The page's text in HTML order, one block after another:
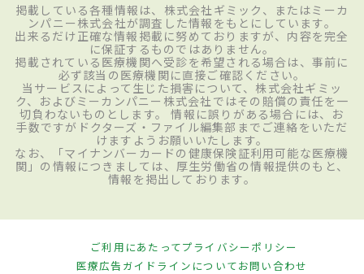
掲載している各種情報は、株式会社ギミック、またはミーカ
ンパニー株式会社が調査した情報をもとにしています。
出来るだけ正確な情報掲載に努めておりますが、内容を完全
に保証するものではありません。
掲載されている医療機関へ受診を希望される場合は、事前に
必ず該当の医療機関に直接ご確認ください。
当サービスによって生じた損害について、株式会社ギミッ
ク、およびミーカンパニー株式会社ではその賠償の責任を一
切負わないものとします。 情報に誤りがある場合には、お
手数ですがドクターズ・ファイル編集部までご連絡をいただ
けますようお願いいたします。
なお、「マイナンバーカードの健康保険証利用可能な医療機
関」の情報につきましては、厚生労働省の情報提供のもと、
情報を掲出しております。
ご利用にあたってプライバシーポリシー
医療広告ガイドラインについてお問い合わせ